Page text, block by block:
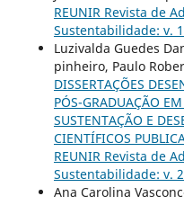
REUNIR Revista de
Sustentabilidade: v.
Luzivalda Guedes
pinheiro, Paulo
DISSERTAÇÕES
PÓS-GRADUAÇÃO
SUSTENTAÇÃO E
CIENTÍFICOS
REUNIR Revista de
Sustentabilidade: v.
Ana Carolina